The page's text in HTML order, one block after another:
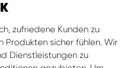
zufriedene Kunden zu
Produkten sicher fühlen. Wir
Dienstleistungen zu